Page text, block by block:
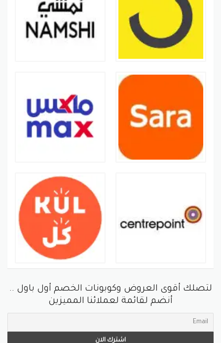
لتصلك أقوى العروض وكوبونات الخصم أول باول ..
أنضم لقائمة لعملائنا المميزين